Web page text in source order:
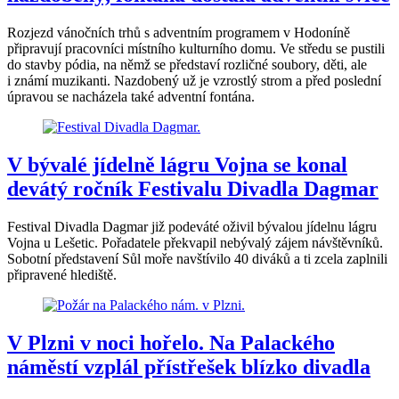
Rozjezd vánočních trhů s adventním programem v Hodoníně
připravují pracovníci místního kulturního domu. Ve středu se pustili
do stavby pódia, na němž se představí rozličné soubory, děti, ale
i známí muzikanti. Nazdobený už je vzrostlý strom a před poslední
úpravou se nacházela také adventní fontána.
V bývalé jídelně lágru Vojna se konal
devátý ročník Festivalu Divadla Dagmar
Festival Divadla Dagmar již podeváté oživil bývalou jídelnu lágru
Vojna u Lešetic. Pořadatele překvapil nebývalý zájem návštěvníků.
Sobotní představení Sůl moře navštívilo 40 diváků a ti zcela zaplnili
připravené hlediště.
V Plzni v noci hořelo. Na Palackého
náměstí vzplál přístřešek blízko divadla